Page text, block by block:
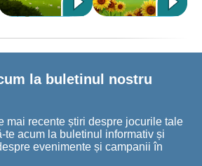
la buletinul nostru
mai recente știri despre jocurile tale
te acum la buletinul informativ și
evenimente și campanii în